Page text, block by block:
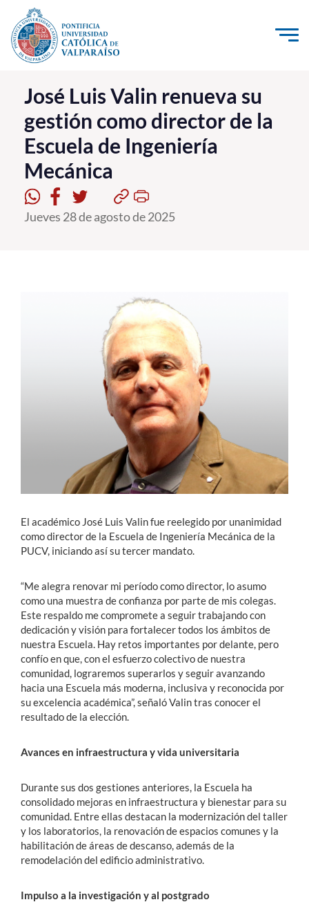
Click acá para ir directamente al contenido
La Universidad
Investigación, Creación e Innovación
PUCV Internacional
Vinculación con el Medio
Admisión
José Luis Valin renueva su
gestión como director de la
Escuela de Ingeniería
Mecánica
Jueves 28 de agosto de 2025
El académico José Luis Valin fue reelegido por unanimidad
como director de la Escuela de Ingeniería Mecánica de la
PUCV, iniciando así su tercer mandato.
“Me alegra renovar mi período como director, lo asumo
como una muestra de confianza por parte de mis colegas.
Este respaldo me compromete a seguir trabajando con
dedicación y visión para fortalecer todos los ámbitos de
nuestra Escuela. Hay retos importantes por delante, pero
confío en que, con el esfuerzo colectivo de nuestra
comunidad, lograremos superarlos y seguir avanzando
hacia una Escuela más moderna, inclusiva y reconocida por
su excelencia académica”, señaló Valin tras conocer el
resultado de la elección.
Avances en infraestructura y vida universitaria
Durante sus dos gestiones anteriores, la Escuela ha
consolidado mejoras en infraestructura y bienestar para su
comunidad. Entre ellas destacan la modernización del taller
y los laboratorios, la renovación de espacios comunes y la
habilitación de áreas de descanso, además de la
remodelación del edificio administrativo.
Impulso a la investigación y al postgrado